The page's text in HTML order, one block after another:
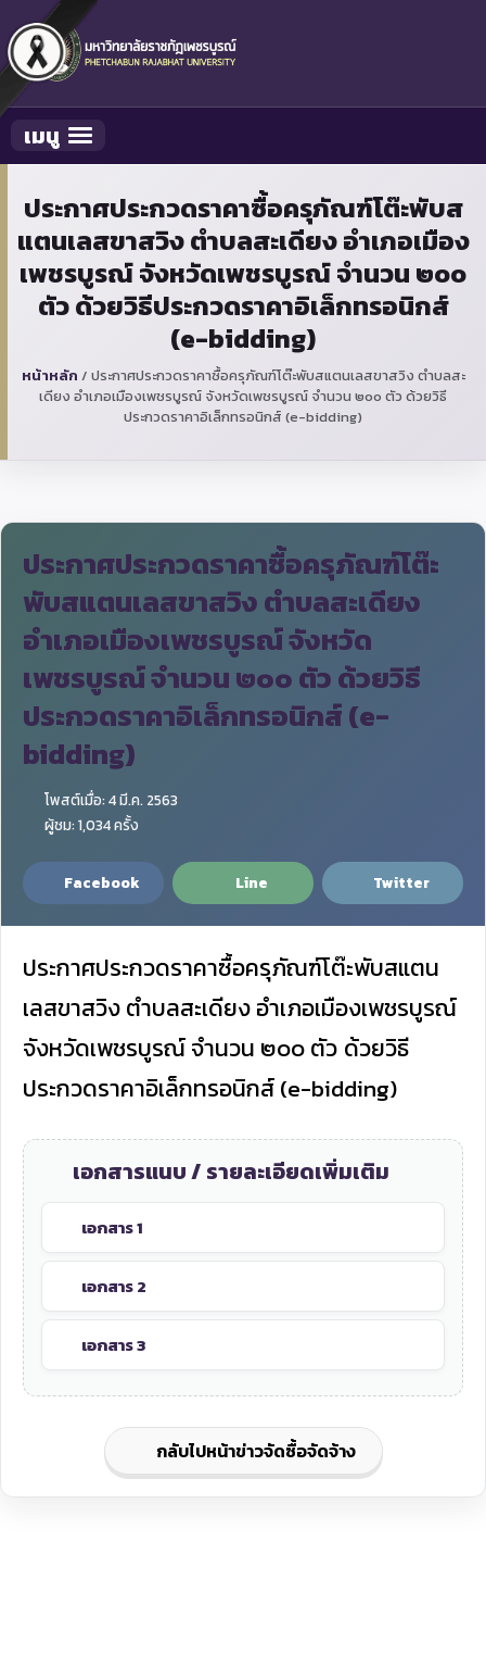
Toggle navigation
เมนู
ประกาศประกวดราคาซื้อครุภัณฑ์โต๊ะพับส
แตนเลสขาสวิง ตำบลสะเดียง อำเภอเมือง
เพชรบูรณ์ จังหวัดเพชรบูรณ์ จำนวน ๒๐๐
ตัว ด้วยวิธีประกวดราคาอิเล็กทรอนิกส์
(e-bidding)
หน้าหลัก / ประกาศประกวดราคาซื้อครุภัณฑ์โต๊ะพับสแตนเลสขาสวิง ตำบลสะ
เดียง อำเภอเมืองเพชรบูรณ์ จังหวัดเพชรบูรณ์ จำนวน ๒๐๐ ตัว ด้วยวิธี
ประกวดราคาอิเล็กทรอนิกส์ (e-bidding)
ประกาศประกวดราคาซื้อครุภัณฑ์โต๊ะ
พับสแตนเลสขาสวิง ตำบลสะเดียง
อำเภอเมืองเพชรบูรณ์ จังหวัด
เพชรบูรณ์ จำนวน ๒๐๐ ตัว ด้วยวิธี
ประกวดราคาอิเล็กทรอนิกส์ (e-
bidding)
โพสต์เมื่อ: 4 มี.ค. 2563
ผู้ชม: 1,034 ครั้ง
Facebook Line Twitter
ประกาศประกวดราคาซื้อครุภัณฑ์โต๊ะพับสแตน
เลสขาสวิง ตำบลสะเดียง อำเภอเมืองเพชรบูรณ์
จังหวัดเพชรบูรณ์ จำนวน ๒๐๐ ตัว ด้วยวิธี
ประกวดราคาอิเล็กทรอนิกส์(e-bidding)
เอกสารแนบ / รายละเอียดเพิ่มเติม
เอกสาร 1
เอกสาร 2
เอกสาร 3
กลับไปหน้าข่าวจัดซื้อจัดจ้าง